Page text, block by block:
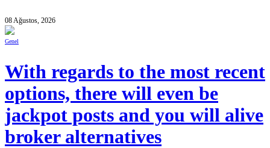
08 Ağustos, 2026
Genel
With regards to the most recent
options, there will even be
jackpot posts and you will alive
broker alternatives